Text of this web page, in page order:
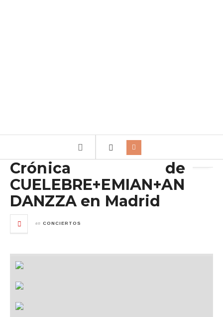
Crónica de
CUELEBRE+EMIAN+AN
DANZZA en Madrid
en CONCIERTOS